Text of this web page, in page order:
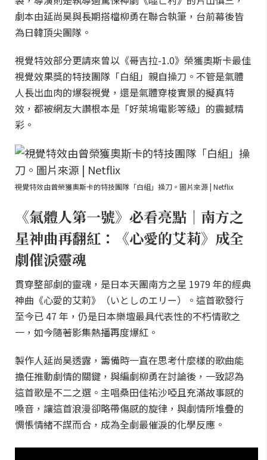
劇本由延尚昊與長期搭檔柳勇在聯合執筆，台前幕後皆
為日韓頂尖團隊。
視覺特效部分更請來曾以《哥吉拉-1.0》榮獲奧斯卡最佳
視覺效果獎的特技團隊「白組」親自操刀。不管是氣體
人長出血肉的爆裂視覺，還是氣體穿梭實景的擬真特
效，都被網友大讚根本是「好萊塢電影等級」的震撼精
彩。
視覺特效由曾榮獲奧斯卡的特技團隊「白組」操刀。圖片來源 | Netflix
《氣體人第一號》必看亮點｜南方之
星神曲再翻紅：《心愛的艾莉》成全
劇催淚靈魂
貫穿整部劇的靈魂，是日本天團南方之星 1979 年的經典
神曲《心愛的艾莉》（いとしのエリー）。這首歌發行
至今已 47 年，仍是日本樂壇最具代表性的不朽情歌之
一，如今隨著影集熱播再度爆紅。
製作人延尚昊透露，籌備時一直在思考什麼樣的歌曲能
擔任推動劇情的關鍵，與編劇柳勇在討論後，一致認為
這首歌是不二之選。主唱桑田佳祐沙啞且充滿故事感的
嗓音，讓這首浪漫卻略帶傷感的旋律，與劇情所堆疊的
惆悵情緒不謀而合，成為全劇最催淚的化學反應。